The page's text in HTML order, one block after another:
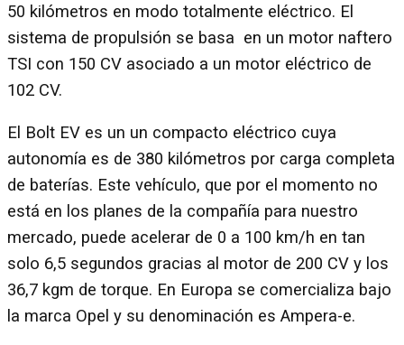
50 kilómetros en modo totalmente eléctrico. El
sistema de propulsión se basa en un motor naftero
TSI con 150 CV asociado a un motor eléctrico de
102 CV.
El Bolt EV es un un compacto eléctrico cuya
autonomía es de 380 kilómetros por carga completa
de baterías. Este vehículo, que por el momento no
está en los planes de la compañía para nuestro
mercado, puede acelerar de 0 a 100 km/h en tan
solo 6,5 segundos gracias al motor de 200 CV y los
36,7 kgm de torque. En Europa se comercializa bajo
la marca Opel y su denominación es Ampera-e.